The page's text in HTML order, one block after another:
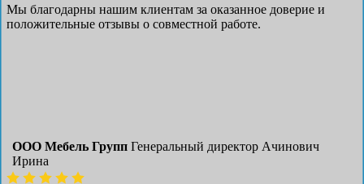
Мы благодарны нашим клиентам за оказанное доверие и
положительные отзывы о совместной работе.
ООО Мебель Групп Генеральный директор Ачинович
Ирина